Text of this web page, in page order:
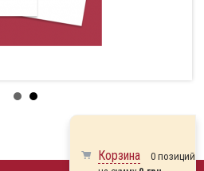
Корзина
0 позиций